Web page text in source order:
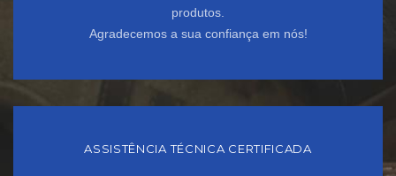
produtos.
Agradecemos a sua confiança em nós!
ASSISTÊNCIA TÉCNICA CERTIFICADA